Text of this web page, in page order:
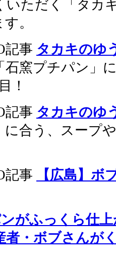
いただく「タカ
。
記事 タカキのゆ
石窯プチパン」
！
記事 タカキのゆ
に合う、スープ
記事
【広島】ボ
がふっくら仕
者・ボブさんが